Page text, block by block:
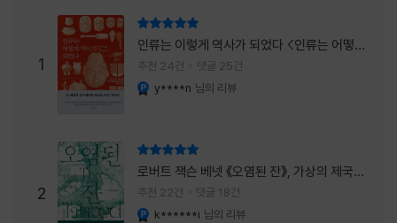
의미하는 제목이었다. 소설은 각자의 '여름'을
잃어버린 다섯 인물들의 이야기를 담고 있다.
👧연인에게 이별을 통보받고 외모를 향한 악성
댓글로 인해 카메라 앞에 설 수 없게 된 요리 유
튜버
1
인류는 이렇게 역사가 되었다 <인류는 어떻게
역사가 되었나>
추천 24건 댓글 25건
y****n 님의 리뷰
2
로버트 잭슨 베넷 《오염된 잔》, 가상의 제국이
주는 실감과 미스터리 사건의 치밀함이 이루어
내는 최상의 시너지...
추천 22건 댓글 18건
k******i 님의 리뷰